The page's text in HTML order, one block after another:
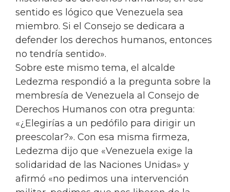
sentido es lógico que Venezuela sea
miembro. Si el Consejo se dedicara a
defender los derechos humanos, entonces
no tendría sentido».
Sobre este mismo tema, el alcalde
Ledezma respondió a la pregunta sobre la
membresía de Venezuela al Consejo de
Derechos Humanos con otra pregunta:
«¿Elegirías a un pedófilo para dirigir un
preescolar?». Con esa misma firmeza,
Ledezma dijo que «Venezuela exige la
solidaridad de las Naciones Unidas» y
afirmó «no pedimos una intervención